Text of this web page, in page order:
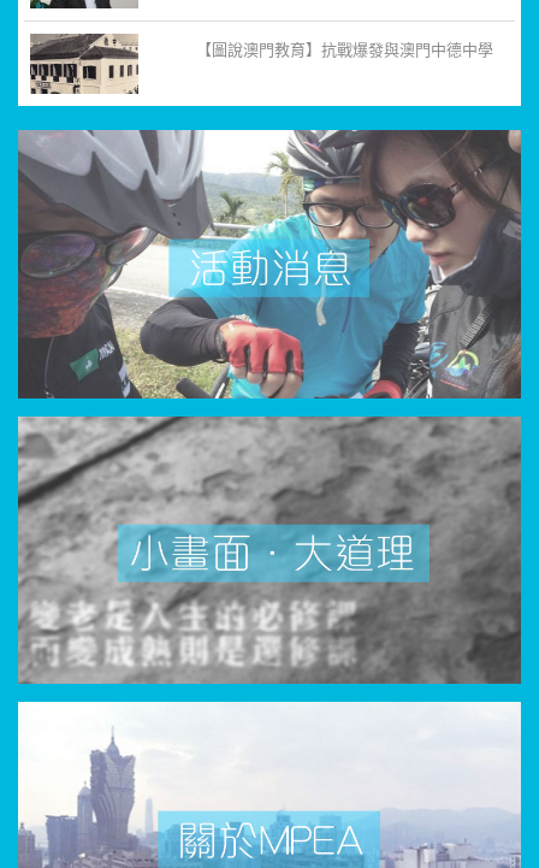
【圖說澳門教育】抗戰爆發與澳門中德中學